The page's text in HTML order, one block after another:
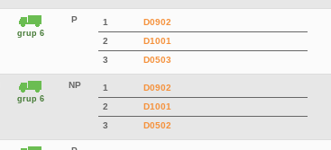
grup 6
P 1
D0902
2
D1001
3
D0503
grup 6
NP 1
D0902
2
D1001
3
D0502